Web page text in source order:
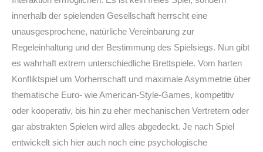
innerhalb der spielenden Gesellschaft herrscht eine
unausgesprochene, natürliche Vereinbarung zur
Regeleinhaltung und der Bestimmung des Spielsiegs. Nun gibt
es wahrhaft extrem unterschiedliche Brettspiele. Vom harten
Konfliktspiel um Vorherrschaft und maximale Asymmetrie über
thematische Euro- wie American-Style-Games, kompetitiv
oder kooperativ, bis hin zu eher mechanischen Vertretern oder
gar abstrakten Spielen wird alles abgedeckt. Je nach Spiel
entwickelt sich hier auch noch eine psychologische